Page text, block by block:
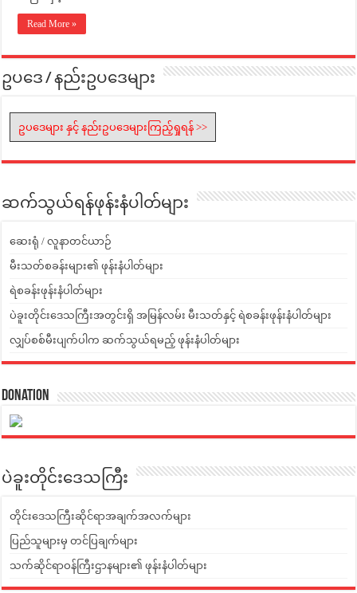
Read More »
ဥပဒေ / နည်းဥပဒေများ
ဥပဒေများ နှင့် နည်းဥပဒေများကြည့်ရှုရန် >>
ဆက်သွယ်ရန်ဖုန်းနံပါတ်များ
ဆေးရုံ / လူနာတင်ယာဉ်
မီးသတ်စခန်းများ၏ ဖုန်းနံပါတ်များ
ရဲစခန်းဖုန်းနံပါတ်များ
ပဲခူးတိုင်းဒေသကြီးအတွင်းရှိ အမြန်လမ်း မီးသတ်နှင့် ရဲစခန်းဖုန်းနံပါတ်များ
လျှပ်စစ်မီးပျက်ပါက ဆက်သွယ်ရမည့် ဖုန်းနံပါတ်များ
Donation
ပဲခူးတိုင်းဒေသကြီး
တိုင်းဒေသကြီးဆိုင်ရာအချက်အလက်များ
ပြည်သူများမှ တင်ပြချက်များ
သက်ဆိုင်ရာဝန်ကြီးဌာနများ၏ ဖုန်းနံပါတ်များ